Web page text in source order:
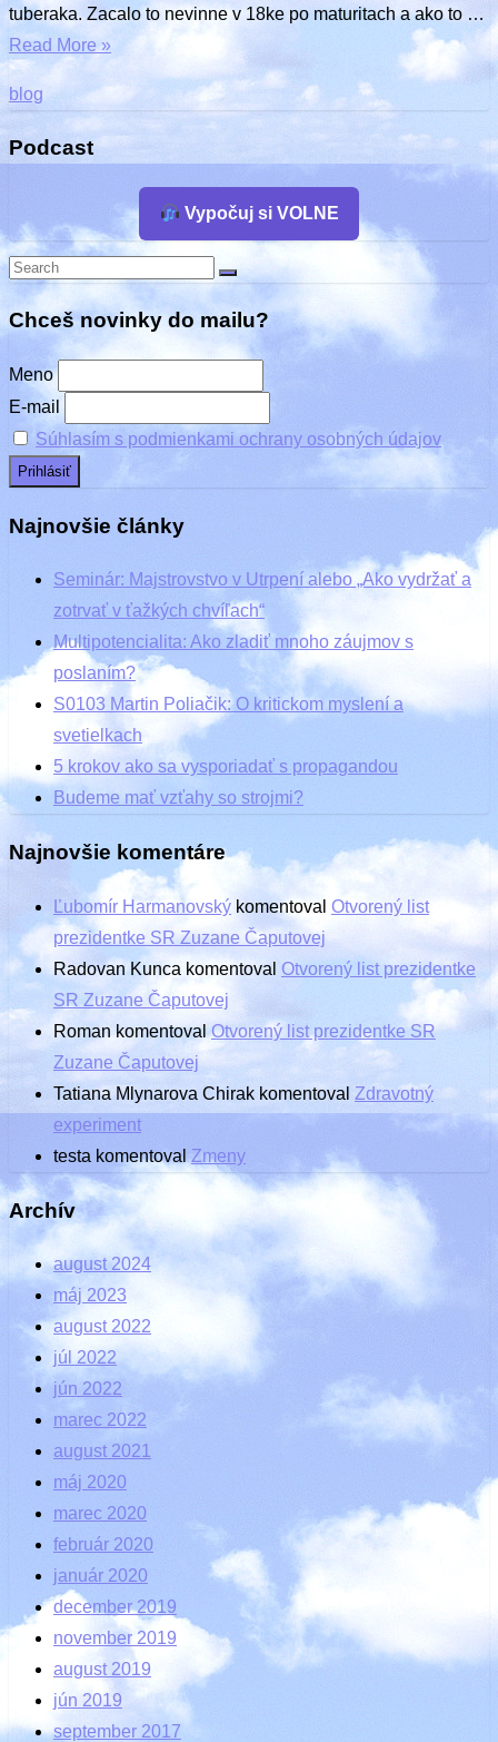
tuberaka. Zacalo to nevinne v 18ke po maturitach a ako to …
Read More »
blog
Podcast
Vypočuj si VOLNE
Search
Search
Chceš novinky do mailu?
Meno
E-mail
Súhlasím s podmienkami ochrany osobných údajov
Najnovšie články
Seminár: Majstrovstvo v Utrpení alebo „Ako vydržať a
zotrvať v ťažkých chvíľach“
Multipotencialita: Ako zladiť mnoho záujmov s
poslaním?
S0103 Martin Poliačik: O kritickom myslení a
svetielkach
5 krokov ako sa vysporiadať s propagandou
Budeme mať vzťahy so strojmi?
Najnovšie komentáre
Ľubomír Harmanovský komentoval Otvorený list
prezidentke SR Zuzane Čaputovej
Radovan Kunca komentoval Otvorený list prezidentke
SR Zuzane Čaputovej
Roman komentoval Otvorený list prezidentke SR
Zuzane Čaputovej
Tatiana Mlynarova Chirak komentoval Zdravotný
experiment
testa komentovalZmeny
Archív
august 2024
máj 2023
august 2022
júl 2022
jún 2022
marec 2022
august 2021
máj 2020
marec 2020
február 2020
január 2020
december 2019
november 2019
august 2019
jún 2019
september 2017